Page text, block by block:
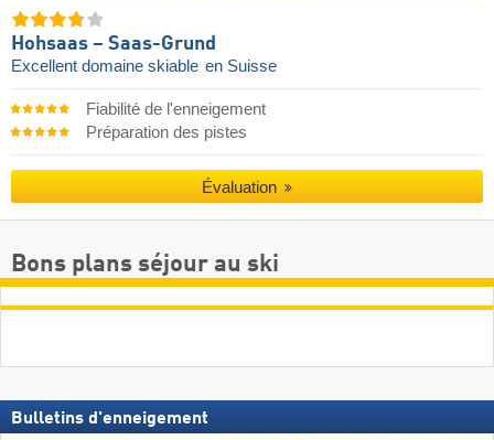
Hohsaas – Saas-Grund
Excellent domaine skiable en Suisse
Fiabilité de l'enneigement
Préparation des pistes
Évaluation
Bons plans séjour au ski
Bulletins d'enneigement